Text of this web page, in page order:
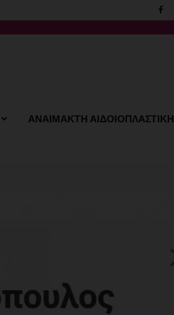
ΑΝΑΙΜΑΚΤΗ ΑΙΔΟΙΟΠΛΑΣΤΙΚΗ